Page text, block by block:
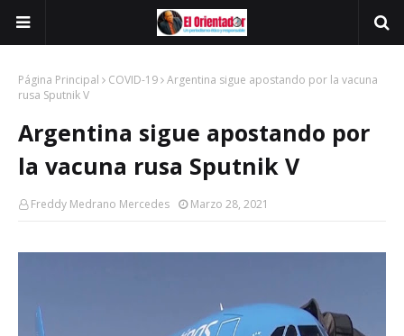
Página Principal COVID-19 Argentina sigue apostando por la vacuna
rusa Sputnik V
Argentina sigue apostando por
la vacuna rusa Sputnik V
Freddy Medrano Mercedes Marzo 28, 2021